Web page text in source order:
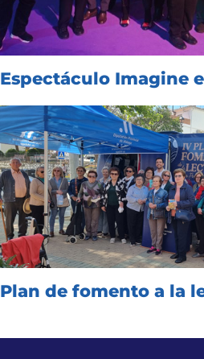
Espectáculo Imagine
Plan de fomento a la